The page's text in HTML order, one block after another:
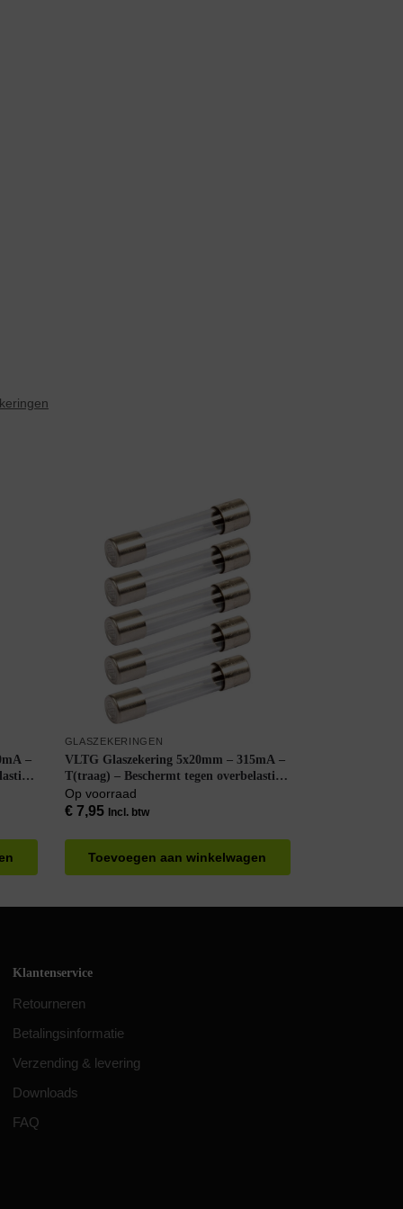
–
GLASZEKERINGEN
VLTG Glaszekering 5x20mm – 315mA –
T(traag) – Beschermt tegen overbelasting
– 5 stuks
Op voorraad
€7,95 Incl. btw
Toevoegen aan winkelwagen
Klantenservice
Retourneren
Betalingsinformatie
Verzending & levering
Downloads
FAQ